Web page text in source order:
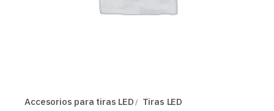
Accesorios para tiras LED Tiras LED